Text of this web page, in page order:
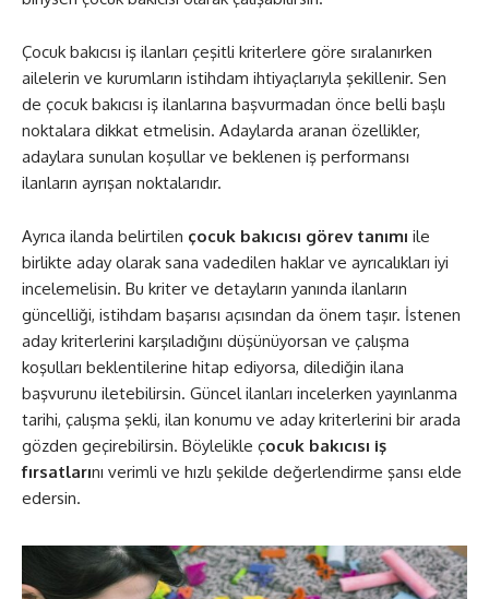
Çocuk bakıcısı iş ilanları çeşitli kriterlere göre sıralanırken
ailelerin ve kurumların istihdam ihtiyaçlarıyla şekillenir. Sen
de çocuk bakıcısı iş ilanlarına başvurmadan önce belli başlı
noktalara dikkat etmelisin. Adaylarda aranan özellikler,
adaylara sunulan koşullar ve beklenen iş performansı
ilanların ayrışan noktalarıdır.
Ayrıca ilanda belirtilen çocuk bakıcısı görev tanımı ile
birlikte aday olarak sana vadedilen haklar ve ayrıcalıkları iyi
incelemelisin. Bu kriter ve detayların yanında ilanların
güncelliği, istihdam başarısı açısından da önem taşır. İstenen
aday kriterlerini karşıladığını düşünüyorsan ve çalışma
koşulları beklentilerine hitap ediyorsa, dilediğin ilana
başvurunu iletebilirsin. Güncel ilanları incelerken yayınlanma
tarihi, çalışma şekli, ilan konumu ve aday kriterlerini bir arada
gözden geçirebilirsin. Böylelikle çocuk bakıcısı iş
fırsatlarını verimli ve hızlı şekilde değerlendirme şansı elde
edersin.